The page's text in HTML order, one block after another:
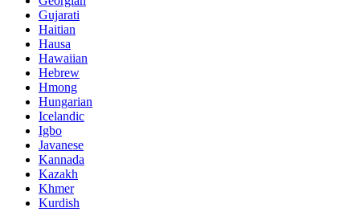
Gujarati
Haitian
Hausa
Hawaiian
Hebrew
Hmong
Hungarian
Icelandic
Igbo
Javanese
Kannada
Kazakh
Khmer
Kurdish